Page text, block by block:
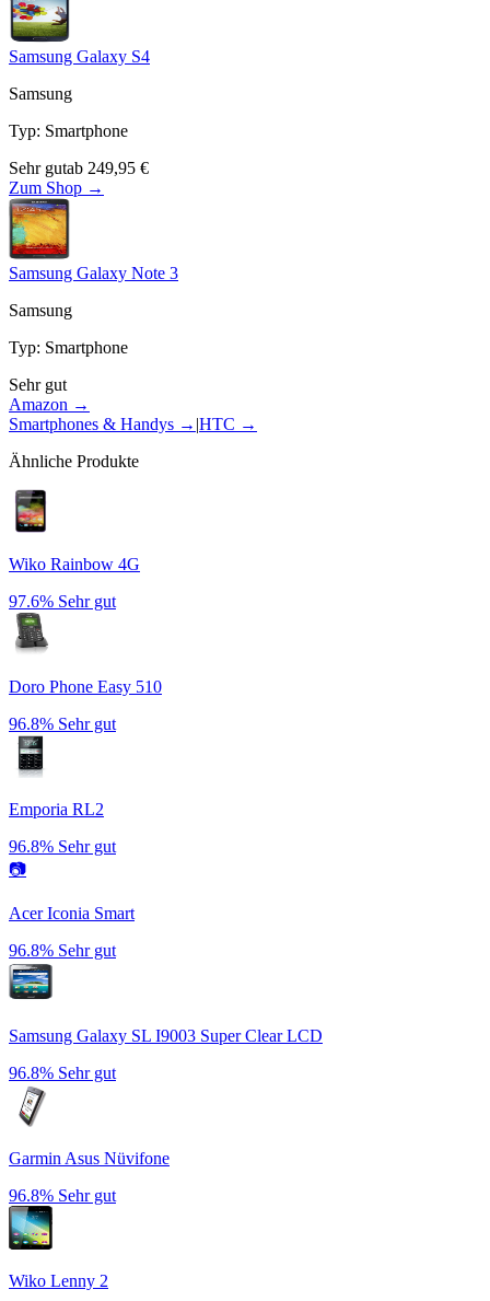
Samsung Galaxy S4
Samsung
Typ: Smartphone
Sehr gutab 249,95 €
Zum Shop →
Samsung Galaxy Note 3
Samsung
Typ: Smartphone
Sehr gut
Amazon →
Smartphones & Handys → |HTC →
Ähnliche Produkte
Wiko Rainbow 4G
97.6% Sehr gut
Doro Phone Easy 510
96.8% Sehr gut
Emporia RL2
96.8% Sehr gut
📷
Acer Iconia Smart
96.8% Sehr gut
Samsung Galaxy SL I9003 Super Clear LCD
96.8% Sehr gut
Garmin Asus Nüvifone
96.8% Sehr gut
Wiko Lenny 2